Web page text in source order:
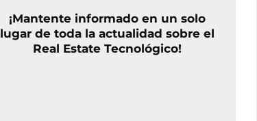
¡Mantente informado en un solo
lugar de toda la actualidad sobre el
Real Estate Tecnológico!